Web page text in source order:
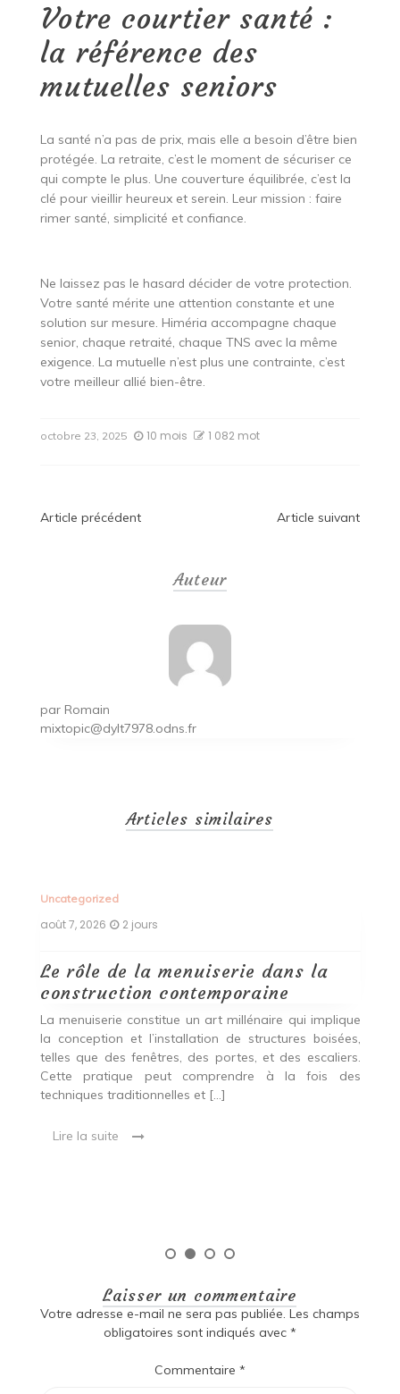
Votre courtier santé :
la référence des
mutuelles seniors
La santé n’a pas de prix, mais elle a besoin d’être bien
protégée. La retraite, c’est le moment de sécuriser ce
qui compte le plus. Une couverture équilibrée, c’est la
clé pour vieillir heureux et serein. Leur mission : faire
rimer santé, simplicité et confiance.
Ne laissez pas le hasard décider de votre protection.
Votre santé mérite une attention constante et une
solution sur mesure. Himéria accompagne chaque
senior, chaque retraité, chaque TNS avec la même
exigence. La mutuelle n’est plus une contrainte, c’est
votre meilleur allié bien-être.
octobre 23, 2025 10 mois 1 082 mot
Navigation
Article précédent Article suivant
Auteur
par Romain
mixtopic@dylt7978.odns.fr
Articles similaires
Uncategorized
août 7, 2026 2 jours
Le rôle de la menuiserie dans la
construction contemporaine
La menuiserie constitue un art millénaire qui implique
la conception et l’installation de structures boisées,
telles que des fenêtres, des portes, et des escaliers.
Cette pratique peut comprendre à la fois des
techniques traditionnelles et […]
Lire la suite
Laisser un commentaire
Votre adresse e-mail ne sera pas publiée. Les champs
obligatoires sont indiqués avec *
Commentaire *